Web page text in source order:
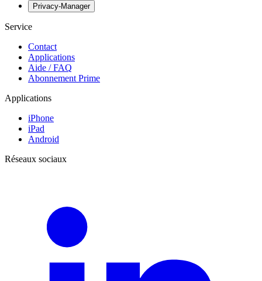
Privacy-Manager
Service
Contact
Applications
Aide / FAQ
Abonnement Prime
Applications
iPhone
iPad
Android
Réseaux sociaux